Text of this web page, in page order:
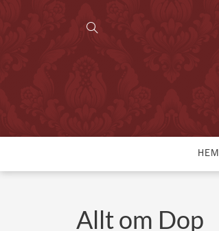
HEM
Allt om Dop